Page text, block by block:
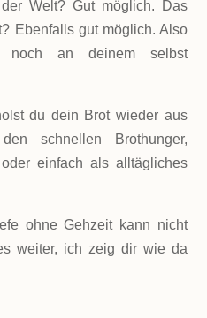
Welt? Gut möglich. Das
Ebenfalls gut möglich. Also
an deinem selbst
du dein Brot wieder aus
schnellen Brothunger,
einfach als alltägliches
ohne Gehzeit kann nicht
weiter, ich zeig dir wie da